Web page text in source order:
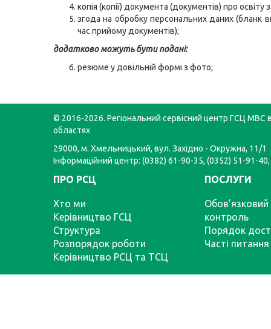
копія (копії) документа (документів) про освіту
згода на обробку персональних даних (бланк
час прийому документів);
додатково можуть бути подані:
резюме у довільній формі з фото;
© 2016-2026. Регіональний сервісний центр ГСЦ МВС
областях
29000, м. Хмельницький, вул. Західно - Окружна, 11/1
Інформаційний центр: (0382) 61-90-35, (0352) 51-91-
ПРО РСЦ
Хто ми
Керівництво ГСЦ
Структура
Розпорядок роботи
Керівництво РСЦ та ТСЦ
ПОСЛУГИ
Обов’язковий
контроль
Порядок
Часті питання